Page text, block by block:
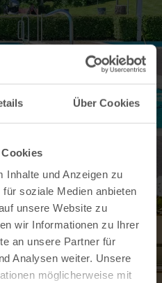
Über Cookies
Inhalte und Anzeigen zu
soziale Medien anbieten
unsere Website zu
wir Informationen zu Ihrer
an unsere Partner für
Analysen weiter. Unsere
möglicherweise mit